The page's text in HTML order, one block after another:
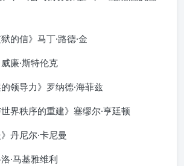
的信》马丁·路德·金
廉·斯特伦克
领导力》罗纳德·海菲兹
界秩序的重建》塞缪尔·亨廷顿
丹尼尔·卡尼曼
·马基雅维利